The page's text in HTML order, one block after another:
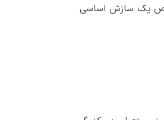
به معنای تشخیص یک سازش اساسی